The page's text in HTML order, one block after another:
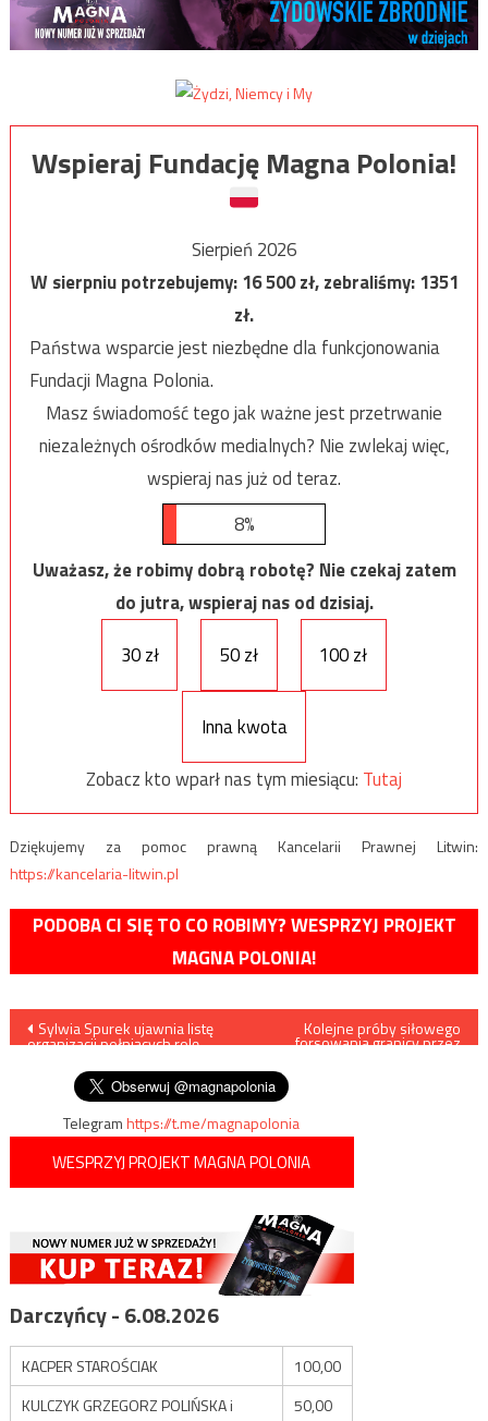
Wspieraj Fundację Magna Polonia!
Sierpień 2026
W sierpniu potrzebujemy:16 500zł, zebraliśmy:1351
zł.
Państwa wsparcie jest niezbędne dla funkcjonowania
Fundacji Magna Polonia.
Masz świadomość tego jak ważne jest przetrwanie
niezależnych ośrodków medialnych? Nie zwlekaj więc,
wspieraj nas już od teraz.
8%
Uważasz, że robimy dobrą robotę? Nie czekaj zatem
do jutra, wspieraj nas od dzisiaj.
30 zł
50 zł 100 zł
Inna kwota
Zobacz kto wparł nas tym miesiącu: Tutaj
Dziękujemy za pomoc prawną Kancelarii Prawnej Litwin:
https://kancelaria-litwin.pl
PODOBA CI SIĘ TO CO ROBIMY? WESPRZYJ PROJEKT
MAGNA POLONIA!
Nawigacja
wpisu
Sylwia Spurek ujawnia listę
organizacji pełniących rolę
Kolejne próby siłowego
forsowania granicy przez
Telegramhttps://t.me/magnapolonia
WESPRZYJ PROJEKT MAGNA POLONIA
Darczyńcy - 6.08.2026
KACPER STAROŚCIAK
100,00
KULCZYK GRZEGORZ POLIŃSKA i
50,00